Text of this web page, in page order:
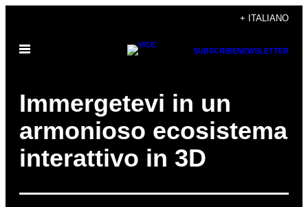
contenuto
+ ITALIANO
Apri
SUBSCRIBENEWSLETTER
Immergetevi in un
armonioso ecosistema
interattivo in 3D